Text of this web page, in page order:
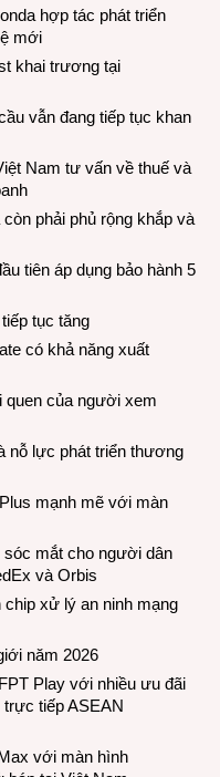
hợp tác phát triển
mới
khai trương tại
vẫn đang tiếp tục khan
Nam tư vấn về thuế và
phải phủ rộng khắp và
tiên áp dụng bảo hành 5
tục tăng
có khả năng xuất
quen của người xem
nỗ lực phát triển thương
mạnh mẽ với màn
mắt cho người dân
và Orbis
chip xử lý an ninh mạng
năm 2026
Play với nhiều ưu đãi
tiếp ASEAN
với màn hình